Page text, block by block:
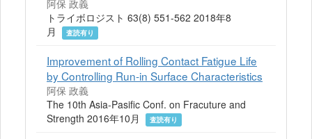
阿保 政義
トライボロジスト 63(8) 551-562 2018年8
月
査読有り
Improvement of Rolling Contact Fatigue Life
by Controlling Run-in Surface Characteristics
阿保 政義
The 10th Asia-Pasific Conf. on Fracuture and
Strength 2016年10月
査読有り